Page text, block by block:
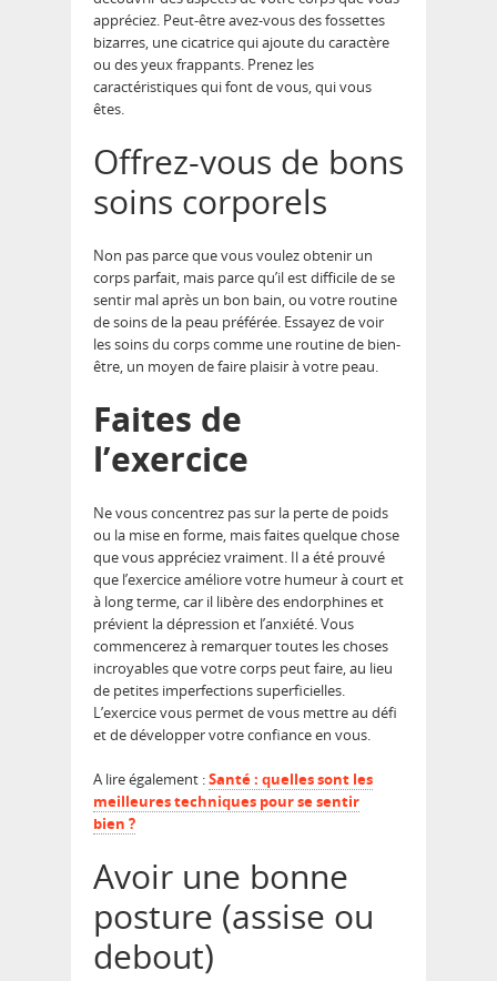
appréciez. Peut-être avez-vous des fossettes
bizarres, une cicatrice qui ajoute du caractère
ou des yeux frappants. Prenez les
caractéristiques qui font de vous, qui vous
êtes.
Offrez-vous de bons
soins corporels
Non pas parce que vous voulez obtenir un
corps parfait, mais parce qu’il est difficile de se
sentir mal après un bon bain, ou votre routine
de soins de la peau préférée. Essayez de voir
les soins du corps comme une routine de bien-
être, un moyen de faire plaisir à votre peau.
Faites de
l’exercice
Ne vous concentrez pas sur la perte de poids
ou la mise en forme, mais faites quelque chose
que vous appréciez vraiment. Il a été prouvé
que l’exercice améliore votre humeur à court et
à long terme, car il libère des endorphines et
prévient la dépression et l’anxiété. Vous
commencerez à remarquer toutes les choses
incroyables que votre corps peut faire, au lieu
de petites imperfections superficielles.
L’exercice vous permet de vous mettre au défi
et de développer votre confiance en vous.
A lire également :Santé : quelles sont les
meilleures techniques pour se sentir
bien ?
Avoir une bonne
posture (assise ou
debout)